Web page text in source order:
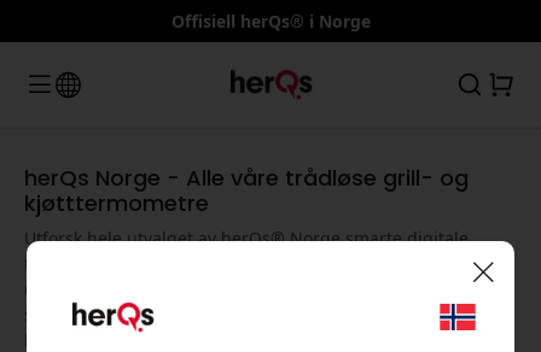
Offisiell herQs® i Norge
herQs Norge - Alle våre trådløse grill- og
kjøtttermometre
Utforsk hele utvalget av herQs® Norge smarte digitale
termometre og sonder for grilling, BBQ og stekeovn. Finn
det rette trådløse kjøtttermometeret med rask
sensorteknologi og presis temperaturkontroll for ethvert
kulinarisk eventyr.